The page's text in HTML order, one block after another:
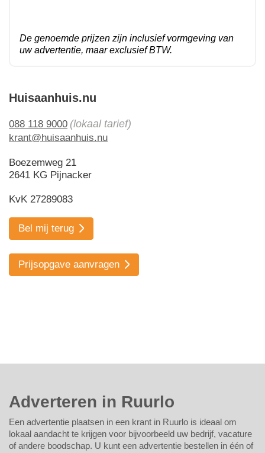
Huisaanhuis.nu
088 118 9000 (lokaal tarief)
krant@huisaanhuis.nu
Boezemweg 21
2641 KG Pijnacker
KvK 27289083
Bel mij terug
Prijsopgave aanvragen
De genoemde prijzen zijn inclusief vormgeving van
uw advertentie, maar exclusief BTW.
Adverteren in Ruurlo
Een advertentie plaatsen in een krant in Ruurlo is ideaal om
lokaal aandacht te krijgen voor bijvoorbeeld uw bedrijf, vacature
of andere boodschap. U kunt een advertentie bestellen in één of